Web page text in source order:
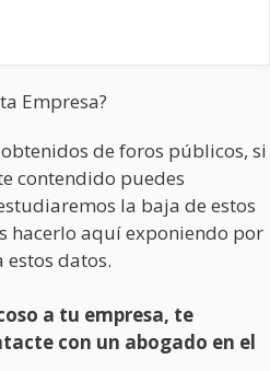
Empresa?
de foros públicos, si
contendido puedes
la baja de estos
hacerlo aquí exponiendo por
datos.
a tu empresa, te
con un abogado en el